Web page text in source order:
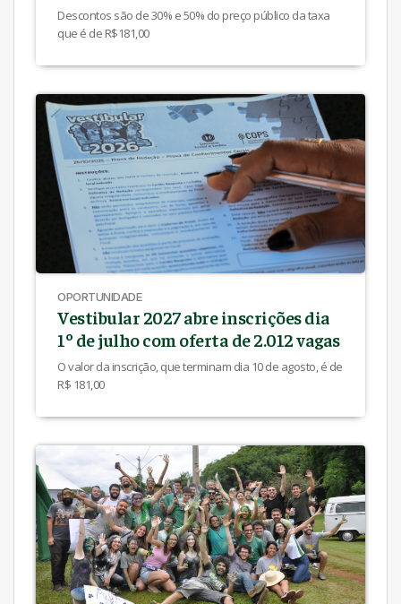
Descontos são de 30% e 50% do preço público da taxa
que é de R$181,00
OPORTUNIDADE
Vestibular 2027 abre inscrições dia
1º de julho com oferta de 2.012 vagas
O valor da inscrição, que terminam dia 10 de agosto, é de
R$ 181,00